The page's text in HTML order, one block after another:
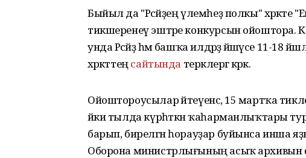
Быйыл да "Рәсәйҙең үлемһеҙ полкы" хәрәкәте
тикшеренеү эштәре конкурсын ойоштора.
унда Рәсәйҙә һәм башҡа илдәрҙә йәшәүсе 11-
хәрәкәттеңсайтында теркәлергә кәрәк.
Ойоштороусылар әйтеүенсә, 15 мартҡа
йәки тылда күрһәткән ҡаһарманлыҡтары
барып, бирелгән һорауҙар буйынса инша
Оборона министрлығының асыҡ архивын